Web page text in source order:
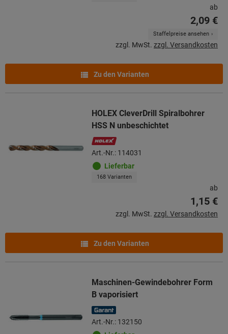
ab
2,09 €
Staffelpreise ansehen
zzgl. MwSt. zzgl. Versandkosten
Zu den Varianten
HOLEX CleverDrill Spiralbohrer
HSS N unbeschichtet
Art.-Nr.: 114031
Lieferbar
168 Varianten
ab
1,15 €
zzgl. MwSt. zzgl. Versandkosten
Zu den Varianten
Maschinen-Gewindebohrer Form
B vaporisiert
Art.-Nr.: 132150